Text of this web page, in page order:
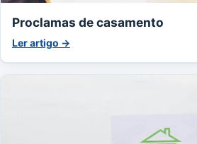
Proclamas de casamento
Ler artigo →